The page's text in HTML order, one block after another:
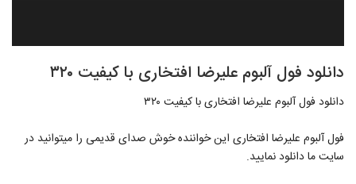
دانلود فول آلبوم علیرضا افتخاری با کیفیت ۳۲۰
دانلود فول آلبوم علیرضا افتخاری با کیفیت ۳۲۰
فول آلبوم علیرضا افتخاری این خواننده خوش صدای قدیمی را میتوانید در
سایت ما دانلود نمایید.